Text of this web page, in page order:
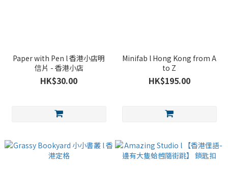
Paper with Pen l 香港小店明
信片 - 香港小店
HK$30.00
Minifab l Hong Kong from A
to Z
HK$195.00